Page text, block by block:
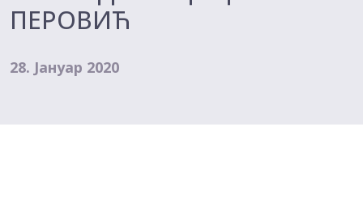
ПЕРОВИЋ
28. Јануар 2020